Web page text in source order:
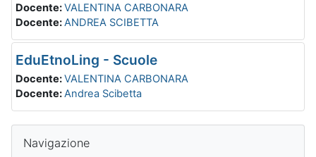
Docente:VALENTINA CARBONARA
Docente:ANDREA SCIBETTA
EduEtnoLing - Scuole
Docente:VALENTINA CARBONARA
Docente:Andrea Scibetta
Blocchi
Navigazione